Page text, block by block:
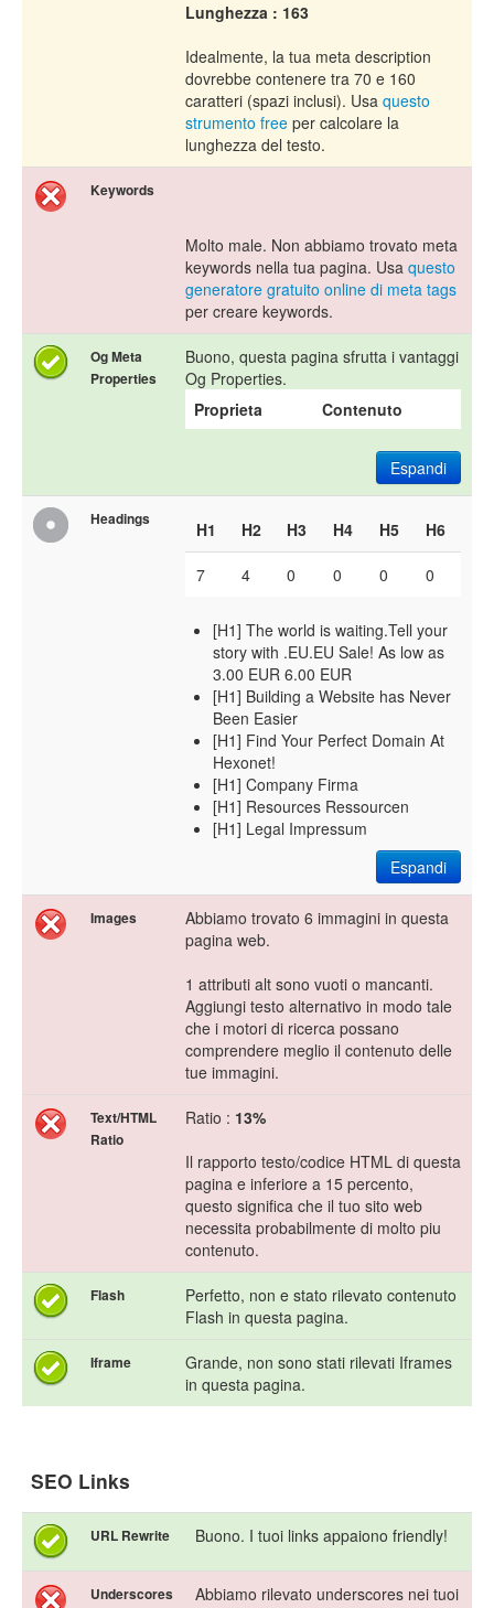
Lunghezza : 163
Idealmente, la tua meta description
dovrebbe contenere tra 70 e 160
caratteri (spazi inclusi). Usa questo
strumento free per calcolare la
lunghezza del testo.
Keywords
Molto male. Non abbiamo trovato meta
keywords nella tua pagina. Usa questo
generatore gratuito online di meta tags
per creare keywords.
Og Meta
Properties
Buono, questa pagina sfrutta i vantaggi
Og Properties.
Proprieta
Contenuto
Espandi
Headings H1 H2 H3 H4 H5 H6
7 4 0 0 0 0
[H1] The world is waiting.Tell your
story with .EU.EU Sale! As low as
3.00 EUR 6.00 EUR
[H1] Building a Website has Never
Been Easier
[H1] Find Your Perfect Domain At
Hexonet!
[H1] Company Firma
[H1] Resources Ressourcen
[H1] Legal Impressum
Espandi
Images
Abbiamo trovato 6 immagini in questa
pagina web.
1 attributi alt sono vuoti o mancanti.
Aggiungi testo alternativo in modo tale
che i motori di ricerca possano
comprendere meglio il contenuto delle
tue immagini.
Text/HTML
Ratio
Ratio : 13%
Il rapporto testo/codice HTML di questa
pagina e inferiore a 15 percento,
questo significa che il tuo sito web
necessita probabilmente di molto piu
contenuto.
Flash
Perfetto, non e stato rilevato contenuto
Flash in questa pagina.
Iframe
Grande, non sono stati rilevati Iframes
in questa pagina.
SEO Links
URL Rewrite Buono. I tuoi links appaiono friendly!
Underscores
Abbiamo rilevato underscores nei tuoi